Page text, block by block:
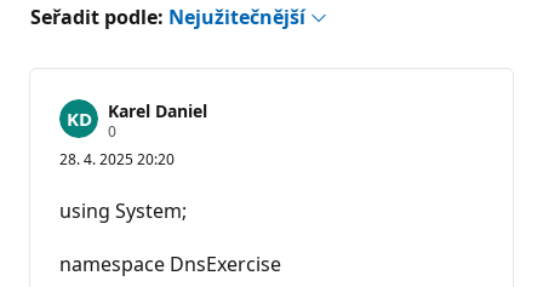
Seřadit podle: Nejužitečnější
Karel Daniel
0R
p
t
a
n
í
28. 4. 2025 20:20
using System;
namespace DnsExercise